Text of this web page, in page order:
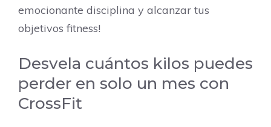
emocionante disciplina y alcanzar tus
objetivos fitness!
Desvela cuántos kilos puedes
perder en solo un mes con
CrossFit